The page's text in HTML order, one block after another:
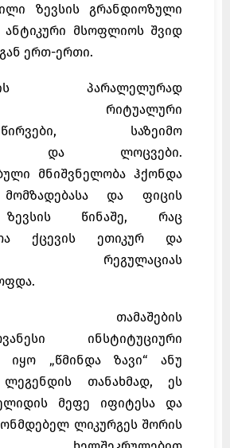
ზევსის გრანდიოზული
ანტიკური მსოფლიოს შვიდ
ერთ-ერთი.
პარალელურად
რიტუალური
საზეიმო
და ლოცვები.
მნიშვნელობა ჰქონდა
მომზადებასა და ფიცის
წინაშე, რაც
ქცევის ეთიკურ და
რეგულაციას
თამაშების
ინსტიტუციური
იყო „წმინდა ზავი“ ანუ
ლეგენდის თანახმად, ეს
მეფე იფიტესა და
ლიკურგეს შორის